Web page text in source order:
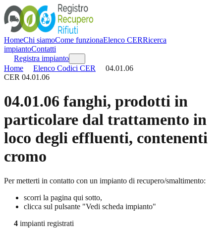
HomeChi siamoCome funzionaElenco CERRicerca
impiantoContatti
Registra impianto
Home
Elenco Codici CER
04.01.06
CER 04.01.06
04.01.06 fanghi, prodotti in
particolare dal trattamento in
loco degli effluenti, contenenti
cromo
Per metterti in contatto con un impianto di recupero/smaltimento:
scorri la pagina qui sotto,
clicca sul pulsante "Vedi scheda impianto"
4 impianti registrati